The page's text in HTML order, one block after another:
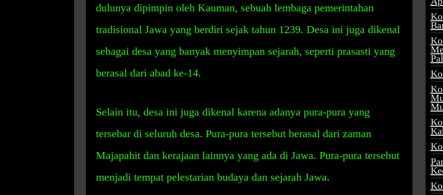
dulunya dipimpin oleh Kauman, sebuah lembaga pemerintahan
tradisional Jawa yang berdiri sejak tahun 1239. Desa ini juga dikenal
sebagai desa yang banyak menyimpan sejarah, seperti prasasti yang
berasal dari abad ke-14.
Selain itu, desa ini juga dikenal karena adanya pura-pura yang
tersebar di seluruh desa. Pura-pura tersebut berasal dari zaman
Majapahit dan kerajaan lainnya yang ada di Jawa. Pura-pura tersebut
menjadi tempat pelestarian budaya dan sejarah Jawa.